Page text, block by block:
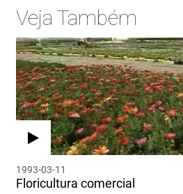
Veja Também
1993-03-11
Floricultura comercial